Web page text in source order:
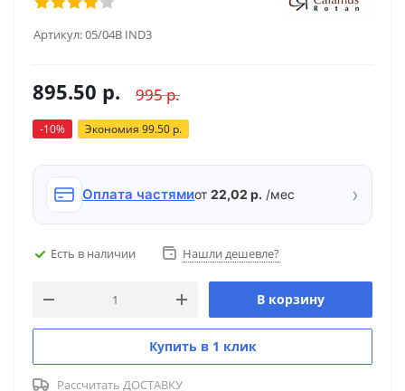
Артикул:05/04В IND3
895.50 р. 995р.
-10% Экономия 99.50 р.
Оплата частямиот 22,02 р. /мес ›
Есть в наличии Нашли дешевле?
В корзину
Купить в 1 клик
Рассчитать ДОСТАВКУ